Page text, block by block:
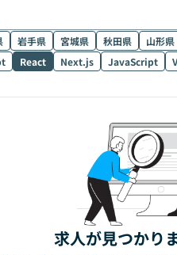
岩手県 宮城県 秋田県 山形県
React Next.js JavaScript
求人が見つかり